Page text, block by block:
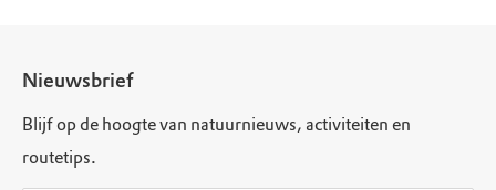
Nieuwsbrief
Blijf op de hoogte van natuurnieuws, activiteiten en
routetips.